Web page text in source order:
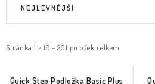
iStránka 1 z 18 - 261 položek celkem
e
NEJLEVNĚJŠÍ
Quick Step Podložka Basic Plus